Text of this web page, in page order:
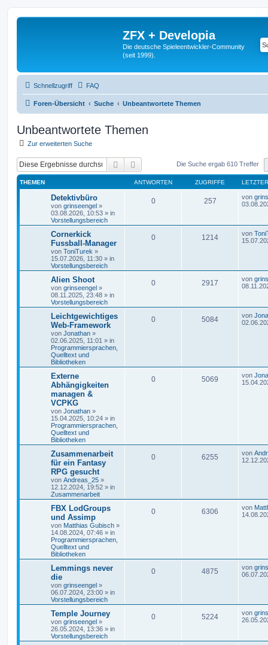
ZFX + Developia
Die deutsche Spieleentwickler-Community
(seit 1999).
Schnellzugriff FAQ
Foren-Übersicht Suche Unbeantwortete Themen
Unbeantwortete Themen
Zur erweiterten Suche
Suche Erweiterte SucheDie Suche ergab 610 Treffer
THEMEN ANTWORTEN ZUGRIFFE
Detektivbüro
von grinseengel »
03.08.2026, 10:53 » in
Vorstellungsbereich
0 257 von
Cornerkick
Fussball-Manager
von ToniTurek »
15.07.2026, 11:30 » in
Vorstellungsbereich
0 1214 von
Alien Shoot
von grinseengel »
08.11.2025, 23:48 » in
Vorstellungsbereich
0 2917 von
Leichtgewichtiges
Web-Framework
von Jonathan »
02.06.2025, 11:01 » in
Programmiersprachen,
Quelltext und
Bibliotheken
0 5084 von
Externe
Abhängigkeiten
managen &
VCPKG
von Jonathan »
15.04.2025, 10:24 » in
Programmiersprachen,
Quelltext und
Bibliotheken
0 5069 von
Zusammenarbeit
für ein Fantasy
RPG gesucht
von Andreas_25 »
12.12.2024, 19:52 » in
Zusammenarbeit
0 6255 von
FBX LodGroups
und Assimp
von Matthias Gubisch »
14.08.2024, 07:46 » in
Programmiersprachen,
Quelltext und
Bibliotheken
0 6306 von
Lemmings never
die
von grinseengel »
06.07.2024, 23:00 » in
Vorstellungsbereich
0 4875 von
Temple Journey
von grinseengel »
26.05.2024, 13:36 » in
Vorstellungsbereich
0 5224 von